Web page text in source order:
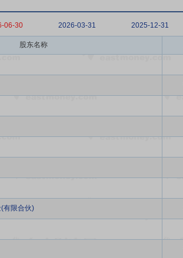
06-30 2026-03-31 2025-12-31
股东名称
有限合伙)